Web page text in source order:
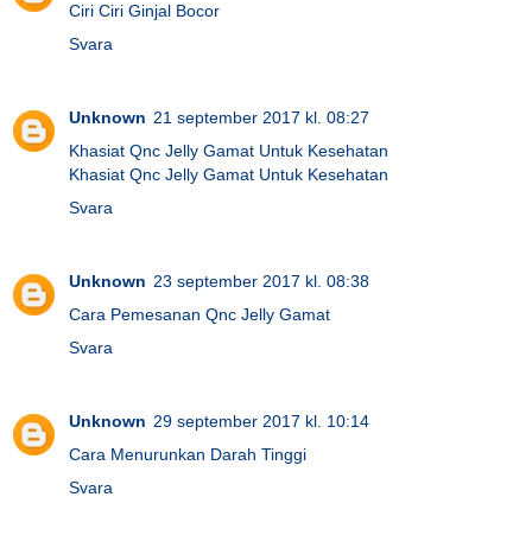
Ciri Ciri Ginjal Bocor
Svara
Unknown 21 september 2017 kl. 08:27
Khasiat Qnc Jelly Gamat Untuk Kesehatan
Khasiat Qnc Jelly Gamat Untuk Kesehatan
Svara
Unknown 23 september 2017 kl. 08:38
Cara Pemesanan Qnc Jelly Gamat
Svara
Unknown 29 september 2017 kl. 10:14
Cara Menurunkan Darah Tinggi
Svara